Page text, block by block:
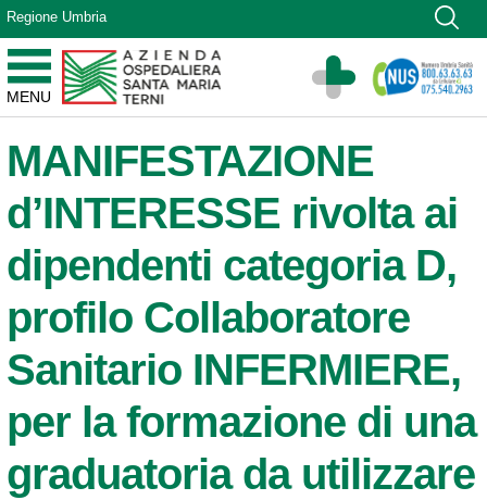
Vai ai contenuti
Vai al menu di navigazione
Vai al footer
Regione Umbria
MENU
Azienda Ospedaliera Santa Maria di Terni
Sito Istituzionale
MANIFESTAZIONE
d’INTERESSE rivolta ai
dipendenti categoria D,
profilo Collaboratore
Sanitario INFERMIERE,
per la formazione di una
graduatoria da utilizzare